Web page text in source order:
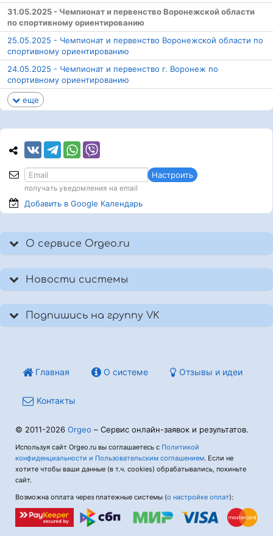
31.05.2025 - Чемпионат и первенство Воронежской области
по спортивному ориентированию
25.05.2025 - Чемпионат и первенство Воронежской области по
спортивному ориентированию
24.05.2025 - Чемпионат и первенство г. Воронеж по
спортивному ориентированию
еще
Настроить
получать уведомления на email
Добавить в Google Календарь
О сервисе Orgeo.ru
Новости системы
Подпишись на группу VK
Главная О системе Отзывы и идеи
Контакты
© 2011-2026 Orgeo – Сервис онлайн-заявок и результатов.
Используя сайт Orgeo.ru вы соглашаетесь с Политикой
конфиденциальности и Пользовательским соглашением. Если не
хотите чтобы ваши данные (в т.ч. cookies) обрабатывались, покиньте
сайт.
Возможна оплата через платежные системы (о настройке оплат):